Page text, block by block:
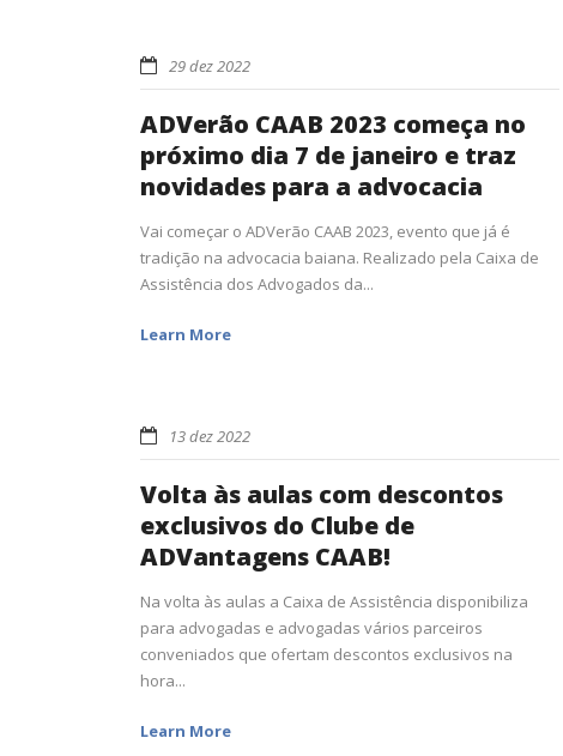
29 dez 2022
ADVerão CAAB 2023 começa no
próximo dia 7 de janeiro e traz
novidades para a advocacia
Vai começar o ADVerão CAAB 2023, evento que já é
tradição na advocacia baiana. Realizado pela Caixa de
Assistência dos Advogados da...
Learn More
13 dez 2022
Volta às aulas com descontos
exclusivos do Clube de
ADVantagens CAAB!
Na volta às aulas a Caixa de Assistência disponibiliza
para advogadas e advogadas vários parceiros
conveniados que ofertam descontos exclusivos na
hora...
Learn More